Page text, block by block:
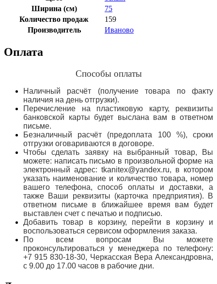
Ширина (см)
75
Количество продаж
159
Производитель
Иваново
Оплата
Способы оплаты
Наличный расчёт (получение товара по факту
наличия на день отгрузки).
Перечисление на пластиковую карту, реквизиты
банковской карты будет выслана вам в ответном
письме.
Безналичный расчёт (предоплата 100 %), сроки
отгрузки оговариваются в договоре.
Чтобы сделать заявку на выбранный товар, Вы
можете: написать письмо в произвольной форме на
электронный адрес: tkanitex@yandex.ru, в котором
указать наименование и количество товара, номер
вашего телефона, способ оплаты и доставки, а
также Ваши реквизиты (карточка предприятия). В
ответном письме в ближайшее время вам будет
выставлен счет с печатью и подписью.
Добавить товар в корзину, перейти в корзину и
воспользоваться сервисом оформления заказа.
По всем вопросам Вы можете
проконсультироваться у менеджера по телефону:
+7 915 830-18-30, Черкасская Вера Александровна,
с 9.00 до 17.00 часов в рабочие дни.